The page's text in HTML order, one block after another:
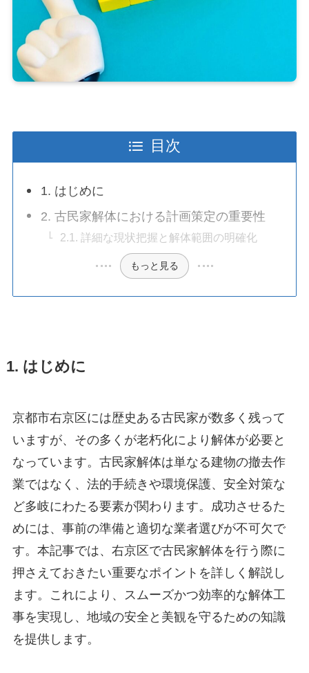
目次
1. はじめに
2. 古民家解体における計画策定の重要性
2.1. 詳細な現状把握と解体範囲の明確化
もっと見る
1. はじめに
京都市右京区には歴史ある古民家が数多く残って
いますが、その多くが老朽化により解体が必要と
なっています。古民家解体は単なる建物の撤去作
業ではなく、法的手続きや環境保護、安全対策な
ど多岐にわたる要素が関わります。成功させるた
めには、事前の準備と適切な業者選びが不可欠で
す。本記事では、右京区で古民家解体を行う際に
押さえておきたい重要なポイントを詳しく解説し
ます。これにより、スムーズかつ効率的な解体工
事を実現し、地域の安全と美観を守るための知識
を提供します。